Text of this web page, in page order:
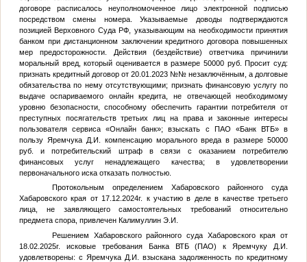
договоре расписалось неуполномоченное лицо электронной подписью
посредством смены номера. Указываемые доводы подтверждаются
позицией Верховного Суда РФ, указывающим на необходимости принятия
банком при дистанционном заключении кредитного договора повышенных
мер предосторожности. Действия (бездействие) ответчика причинили
моральный вред, который оценивается в размере 50000 руб. Просит суд:
признать кредитный договор от 20.01.2023 №№ незаключённым, а долговые
обязательства по нему отсутствующими; признать финансовую услугу по
выдаче оспариваемого онлайн кредита, не отвечающей необходимому
уровню безопасности, способному обеспечить гарантии потребителя от
преступных посягательств третьих лиц на права и законные интересы
пользователя сервиса «Онлайн банк»; взыскать с ПАО «Банк ВТБ» в
пользу Яремчука Д.И. компенсацию морального вреда в размере 50000
руб. и потребительский штраф в связи с оказанием потребителю
финансовых услуг ненадлежащего качества; в удовлетворении
первоначального иска отказать полностью.
Протокольным определением Хабаровского районного суда
Хабаровского края от 17.12.2024г. к участию в деле в качестве третьего
лица, не заявляющего самостоятельных требований относительно
предмета спора, привлечен Калимуллин Э.И.
Решением Хабаровского районного суда Хабаровского края от
18.02.2025г. исковые требования Банка ВТБ (ПАО) к Яремчуку Д.И.
удовлетворены: с Яремчука Д.И. взыскана задолженность по кредитному